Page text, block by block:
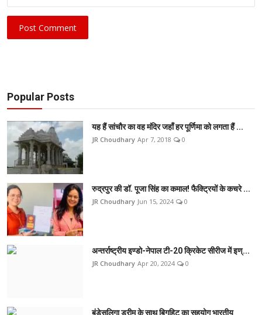
Post Comment
Popular Posts
यह हैं सांचौर का वह मंदिर जहाँ हर पूर्णिमा को लगता हैं ...
JR Choudhary Apr 7, 2018 0
रुद्रपुर की डॉ. पूजा सिंह का कमाल! फैक्ट्रियों के कचरे ...
JR Choudhary Jun 15, 2024 0
अन्तर्राष्ट्रीय इण्डो-नेपाल टी-20 क्रिकेट सीरीज में इण्...
JR Choudhary Apr 20, 2024 0
बुंडेसलिगा ड्रीम के साथ बिगहिट का सहयोग भारतीय